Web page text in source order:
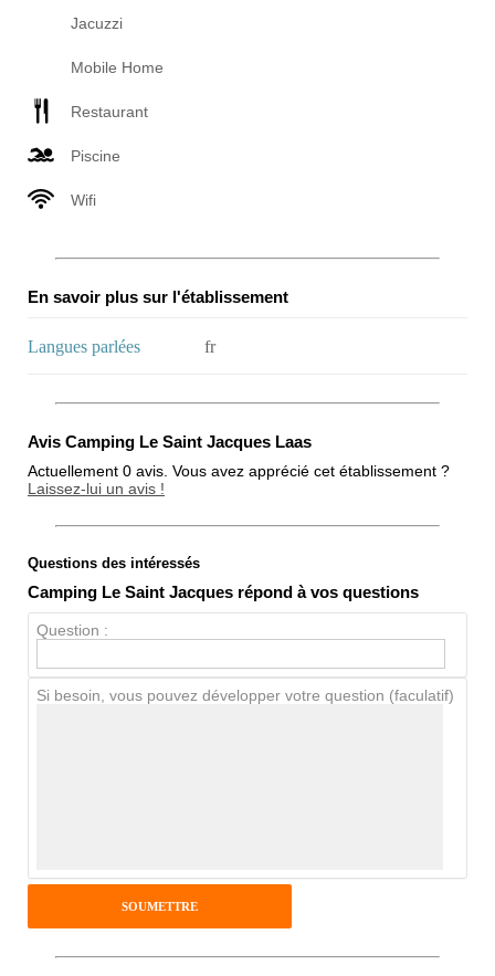
Jacuzzi
Mobile Home
Restaurant
Piscine
Wifi
En savoir plus sur l'établissement
Langues parlées fr
Avis Camping Le Saint Jacques Laas
Actuellement 0 avis. Vous avez apprécié cet établissement ?
Laissez-lui un avis !
Note globale
Propreté
Questions des intéressés
Camping Le Saint Jacques répond à vos questions
Question :
Si besoin, vous pouvez développer votre question (faculatif)